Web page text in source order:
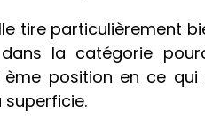
tire particulièrement
la catégorie
position en ce qui